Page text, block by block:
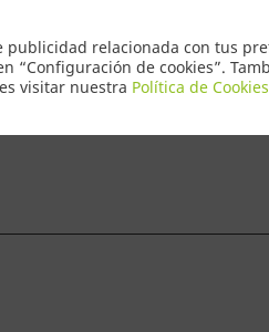
relacionada con tus
“Configuración de cookies”.
visitar nuestra Política de Cookies